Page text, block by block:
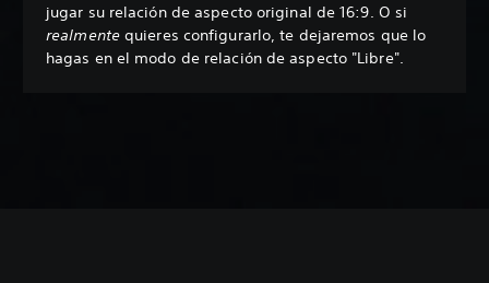
jugar su relación de aspecto original de 16:9. O si
realmentequieres configurarlo, te dejaremos que lo
hagas en el modo de relación de aspecto "Libre".